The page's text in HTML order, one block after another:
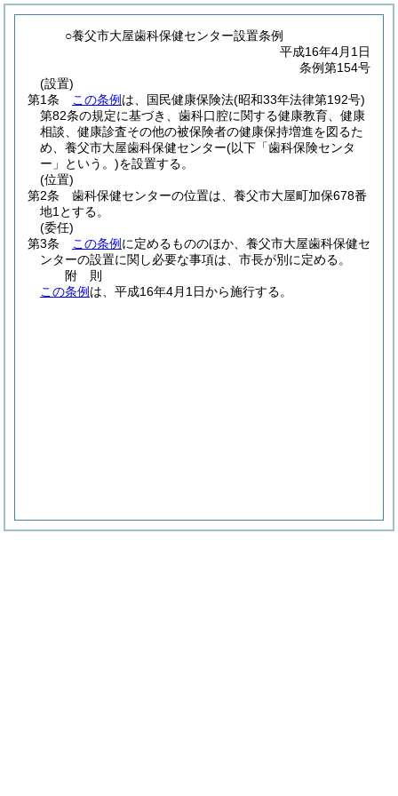
○養父市大屋歯科保健センター設置条例
平成16年4月1日
条例第154号
(設置)
第1条
この条例 は、国民健康保険法(昭和33年法律第192号)
第82条の規定に基づき、歯科口腔に関する健康教育、健康
相談、健康診査その他の被保険者の健康保持増進を図るた
め、養父市大屋歯科保健センター(以下「歯科保険センタ
ー」という。)を設置する。
(位置)
第2条
歯科保健センターの位置は、養父市大屋町加保678番
地1とする。
(委任)
第3条
この条例 に定めるもののほか、養父市大屋歯科保健セ
ンターの設置に関し必要な事項は、市長が別に定める。
附 則
この条例 は、平成16年4月1日から施行する。